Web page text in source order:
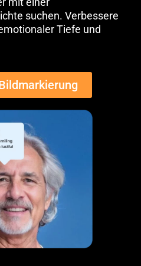
suchen. Verbessere
Tiefe und